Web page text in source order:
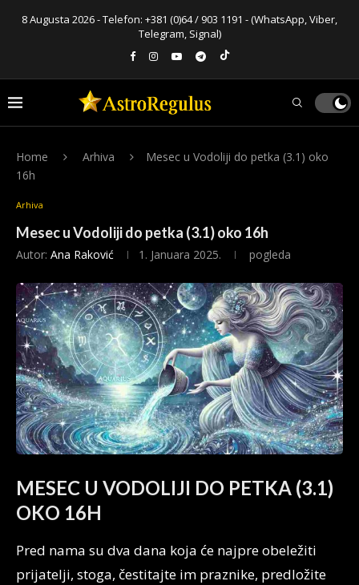
8 Augusta 2026 - Telefon: +381 (0)64 / 903 1191 - (WhatsApp, Viber,
Telegram, Signal)
Home Arhiva
Mesec u Vodoliji do petka (3.1) oko
16h
Arhiva
Mesec u Vodoliji do petka (3.1) oko 16h
Autor: Ana Raković 1. Januara 2025. pogleda
MESEC U VODOLIJI DO PETKA (3.1)
OKO 16H
Pred nama su dva dana koja će najpre obeležiti
prijatelji, stoga, čestitajte im praznike, predložite